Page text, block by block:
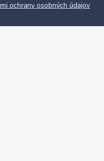
ochrany osobných údajov